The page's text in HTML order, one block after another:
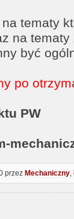
tematy
na
być
po
PW
przez Mechaniczny